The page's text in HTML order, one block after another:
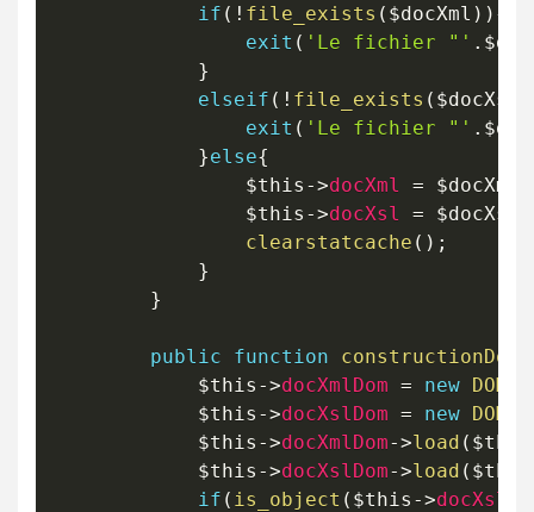
if ( ! file_exists ( $docXml ) ) {
exit ( 'Le fichier "' .
}
elseif ( ! file_exists ( $docXsl
exit ( 'Le fichier "' .
}else{
$this ->docXml = $docXml
$this ->docXsl = $docXsl
clearstatcache ( ) ;
}
}
public function constructionDom
$this ->docXmlDom = new
$this ->docXslDom = new
$this ->docXmlDom->load ( $this
$this ->docXslDom->load ( $this
if ( is_object ( $this ->